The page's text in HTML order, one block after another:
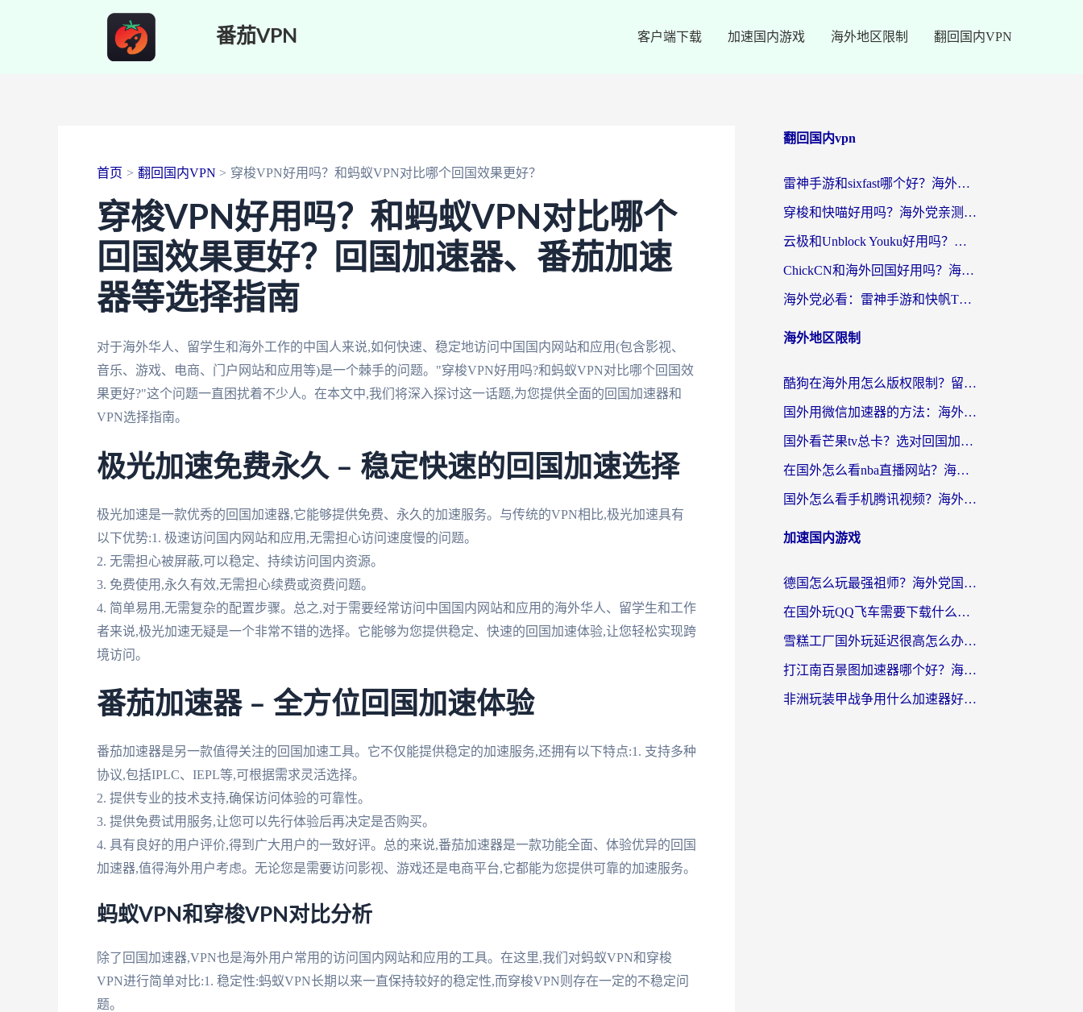
番茄VPN 客户端下载 加速国内游戏 海外地区限制 翻回国内VPN
首页 翻回国内VPN 穿梭VPN好用吗？和蚂蚁VPN对比哪个回国效果更好？
穿梭VPN好用吗？和蚂蚁VPN对比哪个
回国效果更好？回国加速器、番茄加速
器等选择指南
对于海外华人、留学生和海外工作的中国人来说,如何快速、稳定地访问中国国内网站和应用(包含影视、
音乐、游戏、电商、门户网站和应用等)是一个棘手的问题。"穿梭VPN好用吗?和蚂蚁VPN对比哪个回国效
果更好?"这个问题一直困扰着不少人。在本文中,我们将深入探讨这一话题,为您提供全面的回国加速器和
VPN选择指南。
极光加速免费永久 – 稳定快速的回国加速选择
极光加速是一款优秀的回国加速器,它能够提供免费、永久的加速服务。与传统的VPN相比,极光加速具有
以下优势:1. 极速访问国内网站和应用,无需担心访问速度慢的问题。
2. 无需担心被屏蔽,可以稳定、持续访问国内资源。
3. 免费使用,永久有效,无需担心续费或资费问题。
4. 简单易用,无需复杂的配置步骤。总之,对于需要经常访问中国国内网站和应用的海外华人、留学生和工作
者来说,极光加速无疑是一个非常不错的选择。它能够为您提供稳定、快速的回国加速体验,让您轻松实现跨
境访问。
番茄加速器 – 全方位回国加速体验
番茄加速器是另一款值得关注的回国加速工具。它不仅能提供稳定的加速服务,还拥有以下特点:1. 支持多种
协议,包括IPLC、IEPL等,可根据需求灵活选择。
2. 提供专业的技术支持,确保访问体验的可靠性。
3. 提供免费试用服务,让您可以先行体验后再决定是否购买。
4. 具有良好的用户评价,得到广大用户的一致好评。总的来说,番茄加速器是一款功能全面、体验优异的回国
加速器,值得海外用户考虑。无论您是需要访问影视、游戏还是电商平台,它都能为您提供可靠的加速服务。
蚂蚁VPN和穿梭VPN对比分析
除了回国加速器,VPN也是海外用户常用的访问国内网站和应用的工具。在这里,我们对蚂蚁VPN和穿梭
VPN进行简单对比:1. 稳定性:蚂蚁VPN长期以来一直保持较好的稳定性,而穿梭VPN则存在一定的不稳定问
题。
翻回国内vpn
雷神手游和sixfast哪个好？海外党亲测3款回国加速器，教你选对不踩坑
穿梭和快喵好用吗？海外党亲测：小众加速器对比+番茄加速器深度体验
云极和Unblock Youku好用吗？海外党亲测+2026回国加速器避坑指南
ChickCN和海外回国好用吗？海外党2026亲测：从手游到影音，选对加速器的3个关键
海外党必看：雷神手游和快帆TV版好用吗？3步选对回国加速器不踩坑
海外地区限制
酷狗在海外用怎么版权限制？留学生亲测：3步解决听国内音乐难题
国外用微信加速器的方法：海外党无缝连接国内生活的实用指南
国外看芒果tv总卡？选对回国加速器，轻松追《浪姐》不费劲
在国外怎么看nba直播网站？海外党专属体育观赛指南，告别地区限制！
国外怎么看手机腾讯视频？海外党亲测有效的追剧加速器选择指南
加速国内游戏
德国怎么玩最强祖师？海外党国服游戏加速器选择全攻略（附宝可梦Online实测）
在国外玩QQ飞车需要下载什么加速器呢？海外党亲测有效的国服游戏加速指南
雪糕工厂国外玩延迟很高怎么办？海外玩家国服游戏加速终极攻略（附实测推荐）
打江南百景图加速器哪个好？海外党踩坑N次后，终于找到不卡的秘诀
非洲玩装甲战争用什么加速器好？海外党亲测有效的国服游戏加速方案